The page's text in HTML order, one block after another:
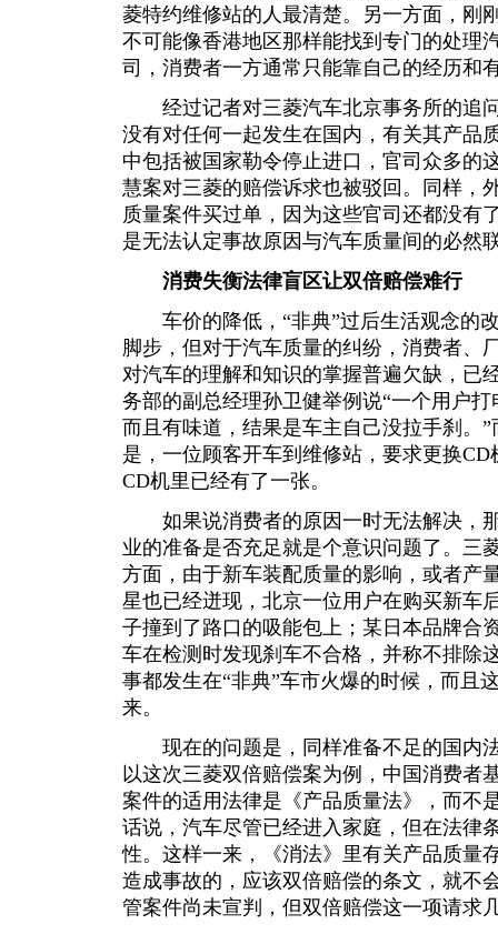
菱特约维修站的人最清楚。另一方面，刚
不可能像香港地区那样能找到专门的处理
司，消费者一方通常只能靠自己的经历和
经过记者对三菱汽车北京事务所的追
没有对任何一起发生在国内，有关其产品
中包括被国家勒令停止进口，官司众多的
慧案对三菱的赔偿诉求也被驳回。同样，
质量案件买过单，因为这些官司还都没有
是无法认定事故原因与汽车质量间的必然
消费失衡法律盲区让双倍赔偿难行
车价的降低，“非典”过后生活观念的
脚步，但对于汽车质量的纠纷，消费者、
对汽车的理解和知识的掌握普遍欠缺，已
务部的副总经理孙卫健举例说“一个用户
而且有味道，结果是车主自己没拉手刹。
是，一位顾客开车到维修站，要求更换
CD机里已经有了一张。
如果说消费者的原因一时无法解决，
业的准备是否充足就是个意识问题了。三
方面，由于新车装配质量的影响，或者产
星也已经迸现，北京一位用户在购买新车
子撞到了路口的吸能包上；某日本品牌合
车在检测时发现刹车不合格，并称不排除
事都发生在“非典”车市火爆的时候，而且
来。
现在的问题是，同样准备不足的国内
以这次三菱双倍赔偿案为例，中国消费者
案件的适用法律是《产品质量法》，而不
话说，汽车尽管已经进入家庭，但在法律
性。这样一来，《消法》里有关产品质量
造成事故的，应该双倍赔偿的条文，就不
管案件尚未宣判，但双倍赔偿这一项请求